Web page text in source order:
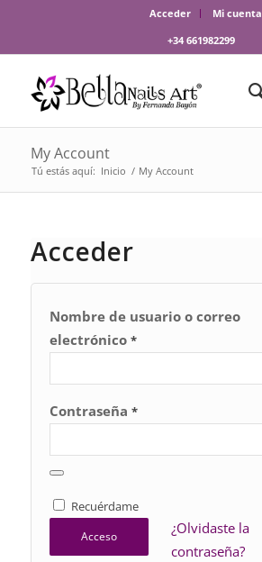
Acceder
Mi cuenta
+34 661982299
My Account
Tú estás aquí: Inicio / My Account
Acceder
Nombre de usuario o correo
electrónico *
Contraseña *
Recuérdame
Acceso
¿Olvidaste la
contraseña?